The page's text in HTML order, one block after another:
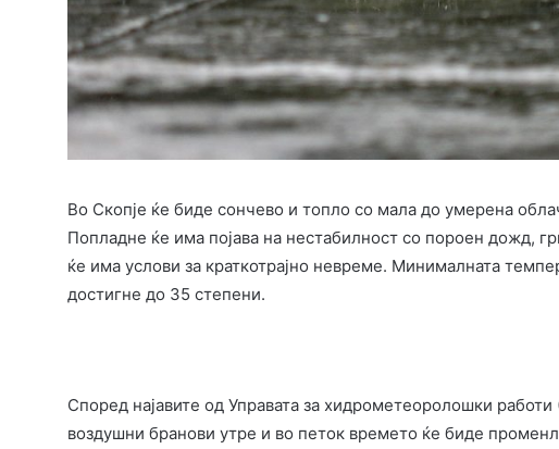
Во Скопје ќе биде сончево и топло со мала до умерена
Попладне ќе има појава на нестабилност со пороен дожд,
ќе има услови за краткотрајно невреме. Минималната
достигне до 35 степени.
Според најавите од Управата за хидрометеоролошки
воздушни бранови утре и во петок времето ќе биде